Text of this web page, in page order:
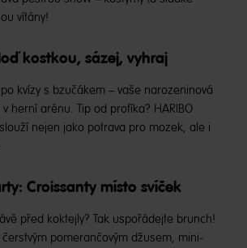
vítány!
kostkou, sázej, vyhraj
kvízy s bzučákem – vaše narozeninová
herní arénu. Tip od profíka? HARIBO
nejen jako potrava pro mozek, ale i
Croissanty místo svíček
před koktejly? Tak uspořádejte brunch!
pomerančovým džusem, mini-